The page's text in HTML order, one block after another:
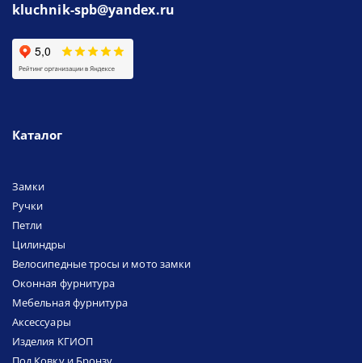
kluchnik-spb@yandex.ru
Каталог
Замки
Ручки
Петли
Цилиндры
Велосипедные тросы и мото замки
Оконная фурнитура
Мебельная фурнитура
Аксессуары
Изделия КГИОП